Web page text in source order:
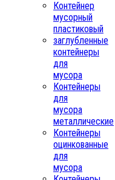
Контейнер
мусорный
пластиковый
заглубленные
контейнеры
для
мусора
Контейнеры
для
мусора
металлические
Контейнеры
оцинкованные
для
мусора